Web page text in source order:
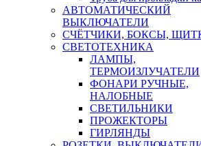
АВТОМАТИЧЕСКИЙ
ВЫКЛЮЧАТЕЛИ
СЧЁТЧИКИ, БОКСЫ,
СВЕТОТЕХНИКА
ЛАМПЫ,
ТЕРМОИЗЛУЧАТЕЛИ
ФОНАРИ РУЧНЫЕ,
НАЛОБНЫЕ
СВЕТИЛЬНИКИ
ПРОЖЕКТОРЫ
ГИРЛЯНДЫ